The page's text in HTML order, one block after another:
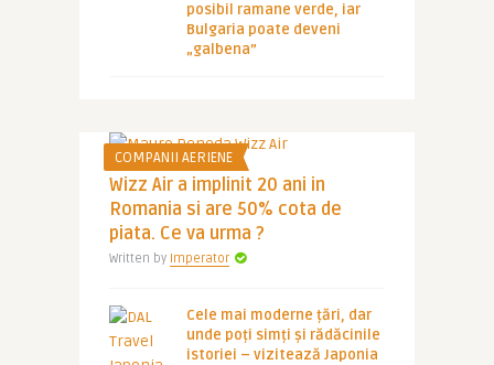
posibil ramane verde, iar
Bulgaria poate deveni
„galbena”
COMPANII AERIENE
Wizz Air a implinit 20 ani in
Romania si are 50% cota de
piata. Ce va urma ?
Written by Imperator
Cele mai moderne țări, dar
unde poți simți și rădăcinile
istoriei – vizitează Japonia